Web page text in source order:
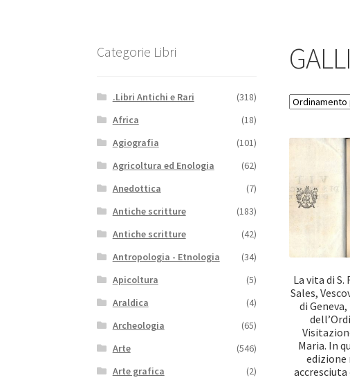
La vita di S.
Sales,
di
Maria. In
edizione
accresciuta
Categorie Libri
.Libri Antichi e Rari
(318)
Africa
(18)
Agiografia
(101)
Agricoltura ed Enologia
(62)
Anedottica
(7)
Antiche scritture
(183)
Antiche scritture
(42)
Antropologia - Etnologia
(34)
Apicoltura
(5)
Araldica
(4)
Archeologia
(65)
Arte
(546)
Arte grafica
(2)